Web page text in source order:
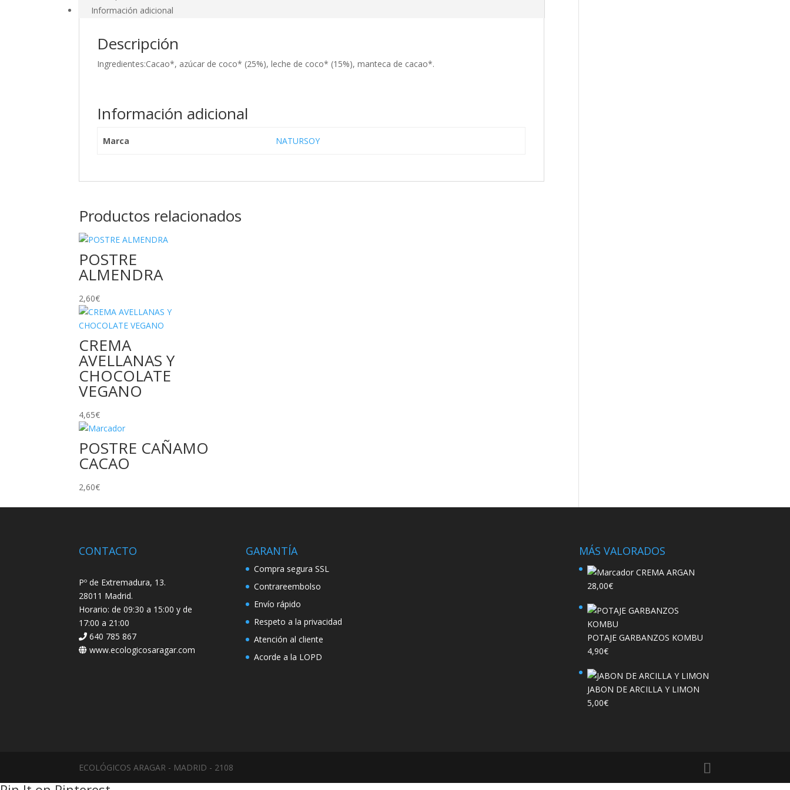
Información adicional
Descripción
Ingredientes:Cacao*, azúcar de coco* (25%), leche de coco* (15%), manteca de cacao*.
Información adicional
Marca NATURSOY
Productos relacionados
POSTRE
ALMENDRA
2,60€
CREMA
AVELLANAS Y
CHOCOLATE
VEGANO
4,65€
POSTRE CAÑAMO
CACAO
2,60€
CONTACTO
Pº de Extremadura, 13.
28011 Madrid.
Horario: de 09:30 a 15:00 y de
17:00 a 21:00
640 785 867
www.ecologicosaragar.com
GARANTÍA
Compra segura SSL
Contrareembolso
Envío rápido
Respeto a la privacidad
Atención al cliente
Acorde a la LOPD
MÁS VALORADOS
CREMA ARGAN
28,00€
POTAJE GARBANZOS KOMBU
4,90€
JABON DE ARCILLA Y LIMON
5,00€
ECOLÓGICOS ARAGAR - MADRID - 2108